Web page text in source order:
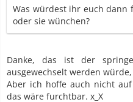
Was würdest ihr euch dann
oder sie wünchen?
Danke, das ist der
ausgewechselt werden
Aber ich hoffe auch nicht
das wäre furchtbar. x_X